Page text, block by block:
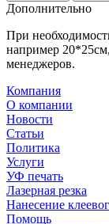
Дополнительно
При
например
менеджеров.
Компания
О компании
Новости
Статьи
Политика
Услуги
УФ печать
Лазерная резка
Нанесение
Помощь